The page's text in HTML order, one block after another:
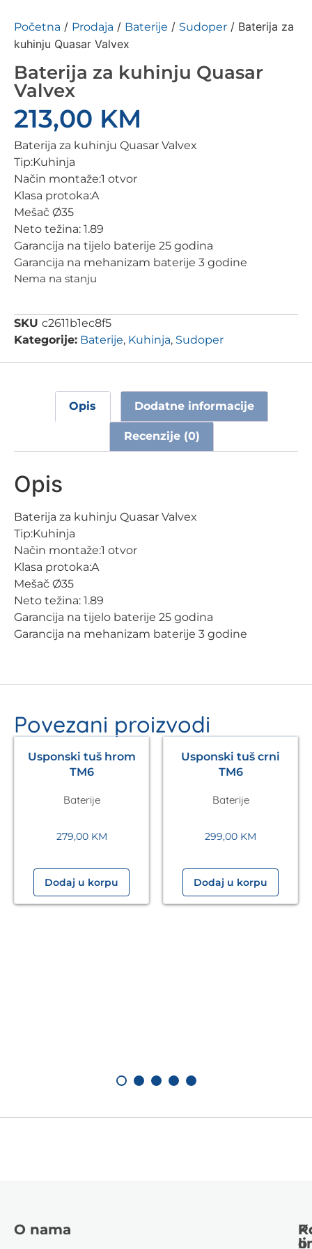
Početna / Prodaja / Baterije / Sudoper / Baterija za
kuhinju Quasar Valvex
Baterija za kuhinju Quasar
Valvex
213,00 KM
Baterija za kuhinju Quasar Valvex
Tip:Kuhinja
Način montaže:1 otvor
Klasa protoka:A
Mešač Ø35
Neto težina: 1.89
Garancija na tijelo baterije 25 godina
Garancija na mehanizam baterije 3 godine
Nema na stanju
SKU c2611b1ec8f5
Kategorije: Baterije, Kuhinja, Sudoper
Opis Dodatne informacije
Recenzije (0)
Opis
Baterija za kuhinju Quasar Valvex
Tip:Kuhinja
Način montaže:1 otvor
Klasa protoka:A
Mešač Ø35
Neto težina: 1.89
Garancija na tijelo baterije 25 godina
Garancija na mehanizam baterije 3 godine
Povezani proizvodi
Usponski tuš hrom
TM6
Baterije
279,00 KM
Dodaj u korpu
Usponski tuš crni
TM6
Baterije
299,00 KM
Dodaj u korpu
O nama
o